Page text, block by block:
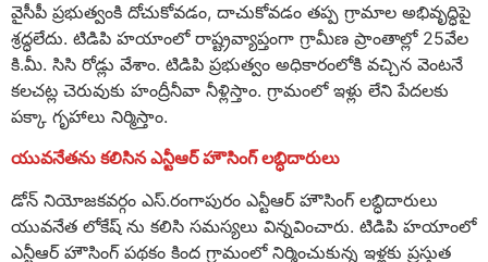
వైసీపీ ప్రభుత్వంకి దోచుకోవడం, దాచుకోవడం తప్ప గ్రామాల అభివృద్ధిపై
శ్రద్ధలేదు. టిడిపి హయాంలో రాష్ట్రవ్యాప్తంగా గ్రామీణ ప్రాంతాల్లో 25వేల
కి.మీ. సిసి రోడ్లు వేశాం. టిడిపి ప్రభుత్వం అధికారంలోకి వచ్చిన వెంటనే
కలచట్ల చెరువుకు హంద్రీనీవా నీళ్లిస్తాం. గ్రామంలో ఇళ్లు లేని పేదలకు
పక్కా గృహాలు నిర్మిస్తాం.
యువనేతను కలిసిన ఎన్టీఆర్ హౌసింగ్ లబ్ధిదారులు
డోన్ నియోజకవర్గం ఎస్.రంగాపురం ఎన్టీఆర్ హౌసింగ్ లబ్ధిదారులు
యువనేత లోకేష్ ను కలిసి సమస్యలు విన్నవించారు. టిడిపి హయాంలో
ఎన్టీఆర్ హౌసింగ్ పథకం కింద గ్రామంలో నిర్మించుకున్న ఇళ్లకు ప్రస్తుత